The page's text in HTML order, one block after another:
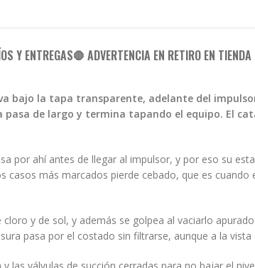
Y ENTREGAS🛑 ADVERTENCIA EN RETIRO EN TIENDA
bajo la tapa transparente, adelante del
de largo y termina tapando el equipo. El
por ahí antes de llegar al impulsor, y por eso su
más marcados pierde cebado, que es
y de sol, y además se golpea al vaciarlo
pasa por el costado sin filtrarse, aunque a la